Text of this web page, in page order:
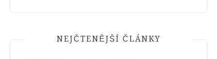
NEJČTENĚJŠÍ ČLÁNKY